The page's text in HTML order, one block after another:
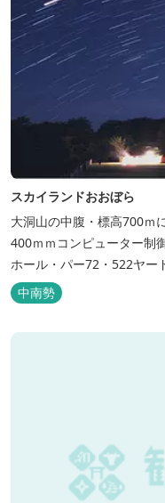
スカイランドおおぼら
大洞山の中腹・標高700ｍ
400ｍｍコンピューター制
ホール・パー72・522ヤー
中南勢